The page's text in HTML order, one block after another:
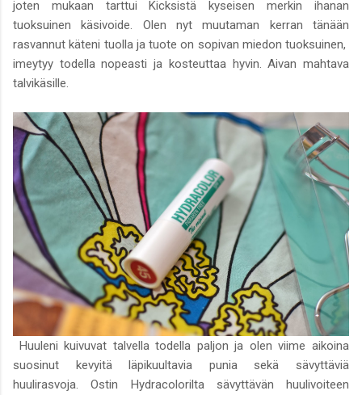
joten mukaan tarttui Kicksistä kyseisen merkin ihanan
tuoksuinen käsivoide. Olen nyt muutaman kerran tänään
rasvannut käteni tuolla ja tuote on sopivan miedon tuoksuinen,
imeytyy todella nopeasti ja kosteuttaa hyvin. Aivan mahtava
talvikäsille.
Huuleni kuivuvat talvella todella paljon ja olen viime aikoina
suosinut kevyitä läpikuultavia punia sekä sävyttäviä
huulirasvoja. Ostin Hydracolorilta sävyttävän huulivoiteen